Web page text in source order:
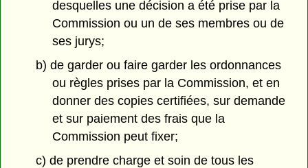
desquelles une décision a été prise par la
Commission ou un de ses membres ou de
ses jurys;
b) de garder ou faire garder les ordonnances
ou règles prises par la Commission, et en
donner des copies certifiées, sur demande
et sur paiement des frais que la
Commission peut fixer;
c) de prendre charge et soin de tous les